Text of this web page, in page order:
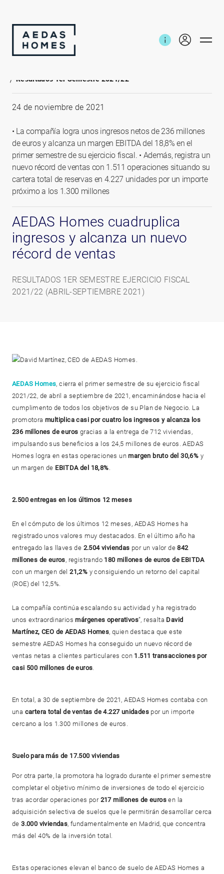
24 de noviembre de 2021
• La compañía logra unos ingresos netos de 236 millones
de euros y alcanza un margen EBITDA del 18,8% en el
primer semestre de su ejercicio fiscal. • Además, registra un
nuevo récord de ventas con 1.511 operaciones situando su
cartera total de reservas en 4.227 unidades por un importe
próximo a los 1.300 millones
AEDAS Homes cuadruplica
ingresos y alcanza un nuevo
récord de ventas
RESULTADOS 1ER SEMESTRE EJERCICIO FISCAL
2021/22 (ABRIL-SEPTIEMBRE 2021)
Resultados 1er Semestre 2021/22
AEDAS Homes, cierra el primer semestre de su ejercicio fiscal
2021/22, de abril a septiembre de 2021, encaminándose hacia el
cumplimento de todos los objetivos de su Plan de Negocio. La
promotoramultiplica casi por cuatro los ingresos y alcanza los
236 millones de euros gracias a la entrega de 712 viviendas,
impulsando sus beneficios a los 24,5 millones de euros. AEDAS
Homes logra en estas operaciones unmargen bruto del 30,6% y
un margen de EBITDA del 18,8%.
2.500 entregas en los últimos 12 meses
En el cómputo de los últimos 12 meses, AEDAS Homes ha
registrado unos valores muy destacados. En el último año ha
entregado las llaves de 2.504 viviendas por un valor de842
millones de euros, registrando 180 millones de euros de EBITDA
con un margen del21,2% y consiguiendo un retorno del capital
(ROE) del 12,5%.
La compañía continúa escalando su actividad y ha registrado
unos extraordinarios márgenes operativos”, resalta David
Martínez, CEO de AEDAS Homes, quien destaca que este
semestre AEDAS Homes ha conseguido un nuevo récord de
ventas netas a clientes particulares con 1.511 transacciones por
casi 500 millones de euros.
En total, a 30 de septiembre de 2021, AEDAS Homes contaba con
una cartera total de ventas de 4.227 unidades por un importe
cercano a los 1.300 millones de euros.
Suelo para más de 17.500 viviendas
Por otra parte, la promotora ha logrado durante el primer semestre
completar el objetivo mínimo de inversiones de todo el ejercicio
tras acordar operaciones por 217 millones de euros en la
adquisición selectiva de suelos que le permitirán desarrollar cerca
de3.000 viviendas, fundamentalmente en Madrid, que concentra
más del 40% de la inversión total.
Estas operaciones elevan el banco de suelo de AEDAS Homes a